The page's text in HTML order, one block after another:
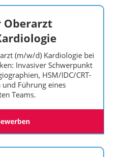
Oberarzt
(m/w/d) Kardiologie bei
Invasiver Schwerpunkt
HSM/IDC/CRT-
Führung eines
Teams.